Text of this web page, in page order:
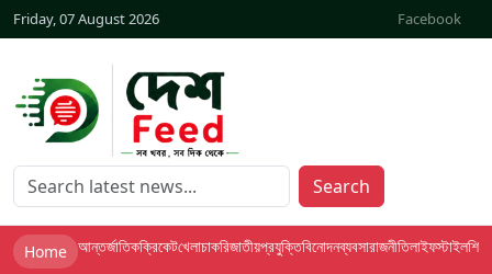
Friday, 07 August 2026 Facebook
Search
Home আন্তর্জাতিকক্রিকেটখেলাচাকরিজাতীয়প্রযুক্তিবিনোদনব্যবসারাজনীতিলাইফস্টাইলশিক্ষা